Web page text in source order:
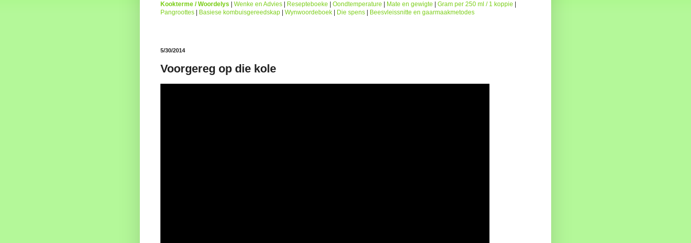
Kookterme / Woordelys Wenke en Advies Resepteboeke Oondtemperature Mate en gewigte Gram per 250 ml / 1 koppie
Pangroottes
Basiese kombuisgereedskap Wynwoordeboek Die spens Beesvleissnitte en gaarmaakmetodes
5/30/2014
Voorgereg op die kole